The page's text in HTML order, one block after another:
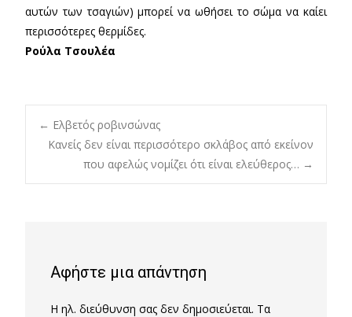
αυτών των τσαγιών) μπορεί να ωθήσει το σώμα να καίει
περισσότερες θερμίδες.
Ρούλα Τσουλέα
Post
navigation
← Ελβετός ροβινσώνας
Κανείς δεν είναι περισσότερο σκλάβος από εκείνον
που αφελώς νομίζει ότι είναι ελεύθερος… →
Αφήστε μια απάντηση
Η ηλ. διεύθυνση σας δεν δημοσιεύεται. Τα